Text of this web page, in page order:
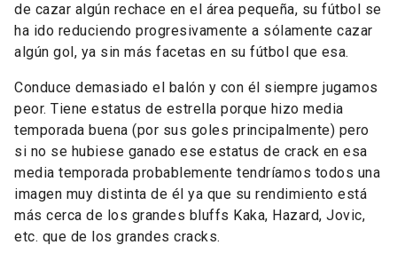
de cazar algún rechace en el área pequeña, su fútbol se
ha ido reduciendo progresivamente a sólamente cazar
algún gol, ya sin más facetas en su fútbol que esa.
Conduce demasiado el balón y con él siempre jugamos
peor. Tiene estatus de estrella porque hizo media
temporada buena (por sus goles principalmente) pero
si no se hubiese ganado ese estatus de crack en esa
media temporada probablemente tendríamos todos una
imagen muy distinta de él ya que su rendimiento está
más cerca de los grandes bluffs Kaka, Hazard, Jovic,
etc. que de los grandes cracks.